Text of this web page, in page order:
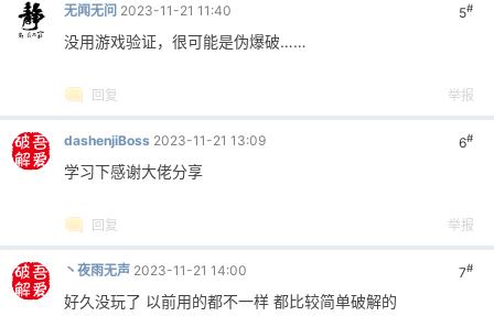
5#
无闻无问 2023-11-21 11:40
没用游戏验证，很可能是伪爆破……
回复 举报
6#
dashenjiBoss 2023-11-21 13:09
学习下感谢大佬分享
回复 举报
7#
丶夜雨无声 2023-11-21 14:00
好久没玩了 以前用的都不一样 都比较简单破解的